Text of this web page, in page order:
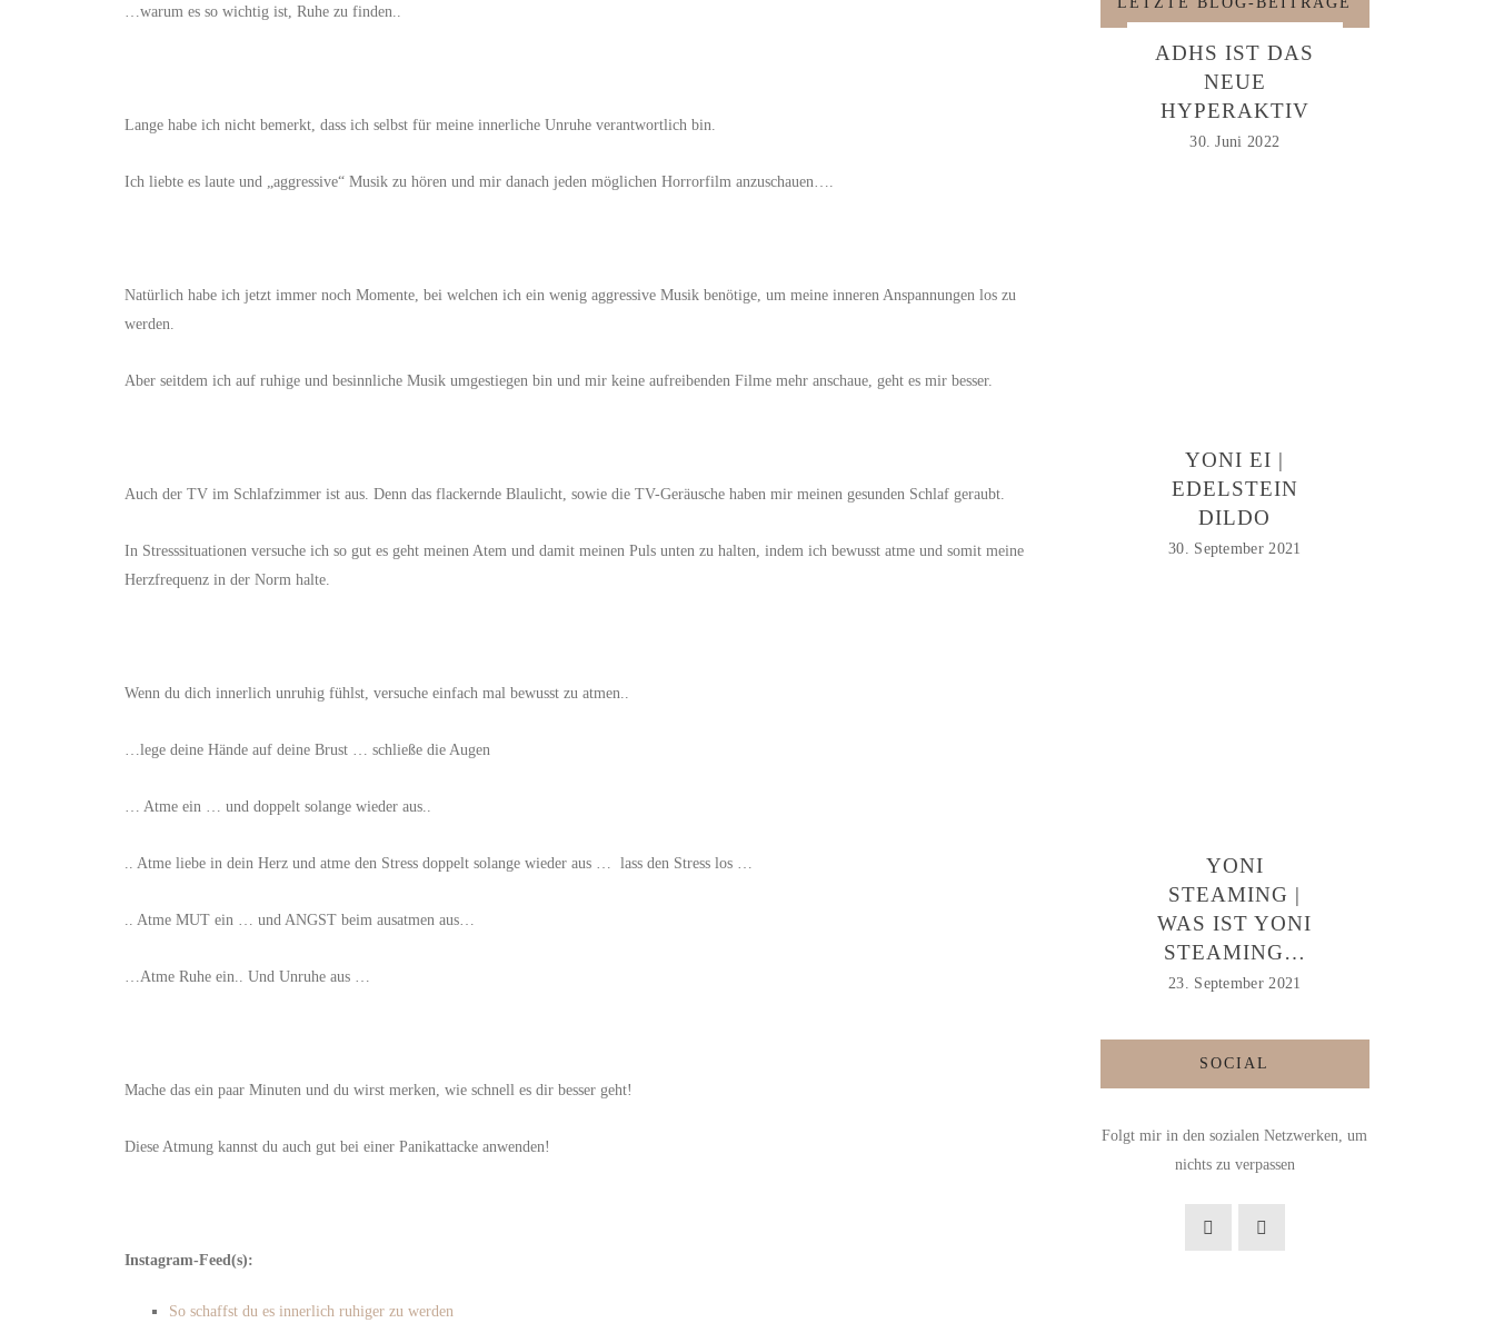
…warum es so wichtig ist, Ruhe zu finden..
Lange habe ich nicht bemerkt, dass ich selbst für meine innerliche Unruhe verantwortlich bin.
Ich liebte es laute und „aggressive“ Musik zu hören und mir danach jeden möglichen Horrorfilm anzuschauen….
Natürlich habe ich jetzt immer noch Momente, bei welchen ich ein wenig aggressive Musik benötige, um meine inneren Anspannungen los zu
werden.
Aber seitdem ich auf ruhige und besinnliche Musik umgestiegen bin und mir keine aufreibenden Filme mehr anschaue, geht es mir besser.
Auch der TV im Schlafzimmer ist aus. Denn das flackernde Blaulicht, sowie die TV-Geräusche haben mir meinen gesunden Schlaf geraubt.
In Stresssituationen versuche ich so gut es geht meinen Atem und damit meinen Puls unten zu halten, indem ich bewusst atme und somit meine
Herzfrequenz in der Norm halte.
Wenn du dich innerlich unruhig fühlst, versuche einfach mal bewusst zu atmen..
…lege deine Hände auf deine Brust … schließe die Augen
… Atme ein … und doppelt solange wieder aus..
.. Atme liebe in dein Herz und atme den Stress doppelt solange wieder aus … lass den Stress los …
.. Atme MUT ein … und ANGST beim ausatmen aus…
…Atme Ruhe ein.. Und Unruhe aus …
Mache das ein paar Minuten und du wirst merken, wie schnell es dir besser geht!
Diese Atmung kannst du auch gut bei einer Panikattacke anwenden!
Instagram-Feed(s):
So schaffst du es innerlich ruhiger zu werden
ADHS IST DAS
NEUE
HYPERAKTIV
30. Juni 2022
YONI EI |
EDELSTEIN
DILDO
30. September 2021
YONI
STEAMING |
WAS IST YONI
STEAMING…
23. September 2021
SOCIAL
Folgt mir in den sozialen Netzwerken, um
nichts zu verpassen